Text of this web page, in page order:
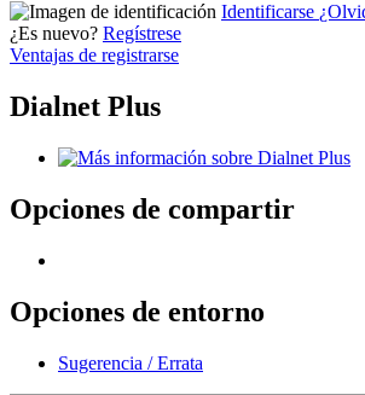
Identificarse
¿Es nuevo? Regístrese
Ventajas de registrarse
Dialnet Plus
Opciones de compartir
Opciones de entorno
Sugerencia / Errata